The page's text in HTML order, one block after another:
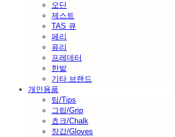
오딘
제스트
TAS 큐
페리
퓨리
프레데터
한밭
기타 브랜드
개인용품
팁/Tips
그립/Grip
쵸크/Chalk
장갑/Gloves